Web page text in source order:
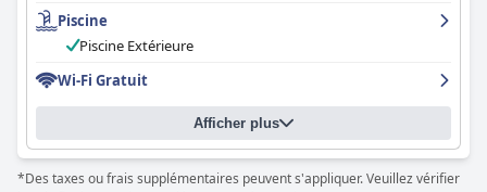
plages complète son ambiance paisible, offrant une escapade
pratique mais sereine.
spacieuses, confortables et bien entretenues. Les clients
apprécient la décoration de bon goût, les immenses fenêtres
offrant une vue sereine sur le lac et les commodités essentielles,
notamment les cuisines bien équipées dans certaines unités.
Cela le rend particulièrement pratique pour les familles et les
longs séjours. Les lits sont particulièrement confortables, bien
Piscine
Piscine Extérieure
Wi-Fi Gratuit
Afficher plus
*Des taxes ou frais supplémentaires peuvent s'appliquer. Veuillez vérifier